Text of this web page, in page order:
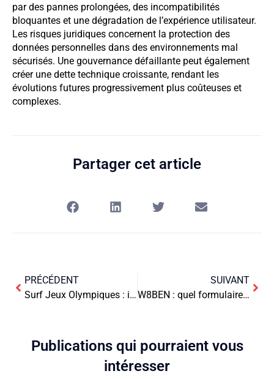
par des pannes prolongées, des incompatibilités
bloquantes et une dégradation de l’expérience utilisateur.
Les risques juridiques concernent la protection des
données personnelles dans des environnements mal
sécurisés. Une gouvernance défaillante peut également
créer une dette technique croissante, rendant les
évolutions futures progressivement plus coûteuses et
complexes.
Partager cet article
PRÉCÉDENT
Surf Jeux Olympiques : investissement rentable pour les entreprises
SUIVANT
W8BEN : quel formulaire choisir pour vos revenus US
Publications qui pourraient vous
intéresser